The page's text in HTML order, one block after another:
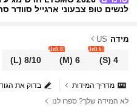
לנשים טופ צבעוני ארגייל סוודר
נשים חזרה לבית הספר שיבה
מידה US
4
(S)
6 left
6
(M)
8 left
8/10
(L)
בדוק את
מדריך המידות
לא המידה שלך? ספרו לנו